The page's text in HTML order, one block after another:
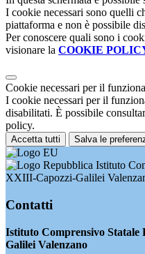
I cookie necessari sono quelli
piattaforma e non è possibile
Per conoscere quali sono i
visionare la COOKIE
Cookie necessari per il
I cookie necessari per il
disabilitati. È possibile
policy.
Accetta tutti Salva le
Istituto
XXIII-Capozzi-Galilei
Contatti
Istituto Comprensivo
Galilei Valenzano